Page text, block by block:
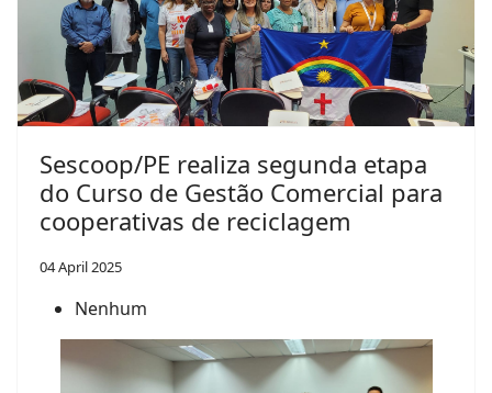
Sescoop/PE realiza segunda etapa
do Curso de Gestão Comercial para
cooperativas de reciclagem
04 April 2025
Nenhum